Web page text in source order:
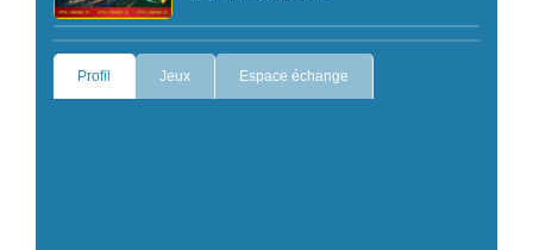
Profil Jeux Espace échange